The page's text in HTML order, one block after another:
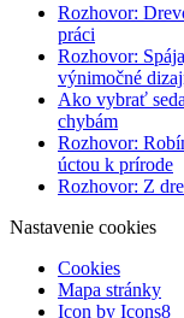
Rozhovor:
práci
Rozhovor:
výnimočné
Ako vybrať
chybám
Rozhovor:
úctou k prírode
Rozhovor: Z
Nastavenie cookies
Cookies
Mapa stránky
Icon by Icons8